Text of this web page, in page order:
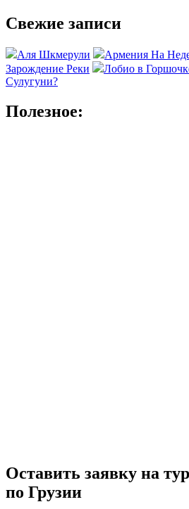
Свежие записи
Аля Шкмерули Армения На
Зарождение Реки
Лобио в
Сулугуни?
Полезное:
Оставить заявку на
по Грузии